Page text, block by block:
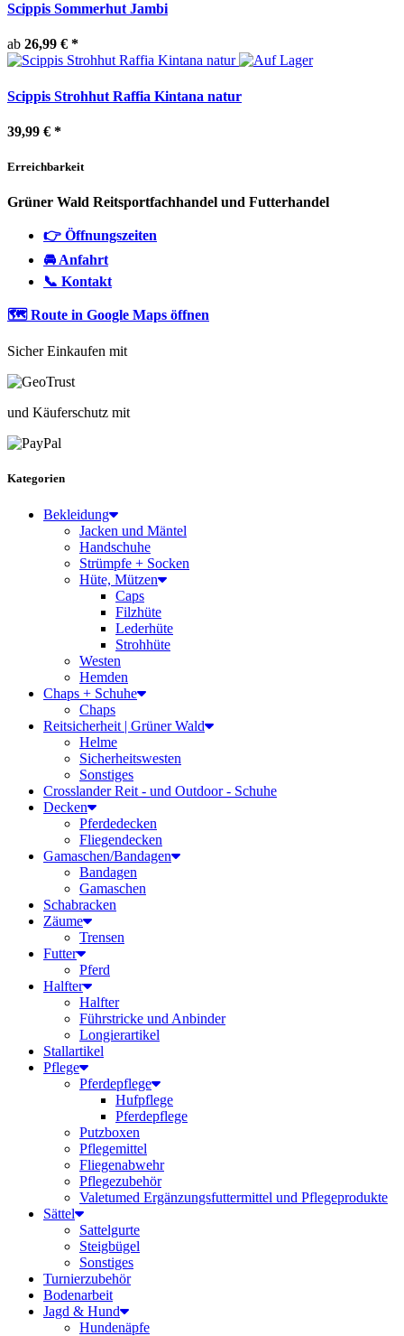
Scippis Sommerhut Jambi
ab 26,99 € *
Scippis Strohhut Raffia Kintana natur
39,99 € *
Erreichbarkeit
Grüner Wald Reitsportfachhandel und Futterhandel
👉 Öffnungszeiten
🚘 Anfahrt
📞 Kontakt
🗺️ Route in Google Maps öffnen
Sicher Einkaufen mit
und Käuferschutz mit
Kategorien
Bekleidung
Jacken und Mäntel
Handschuhe
Strümpfe + Socken
Hüte, Mützen
Caps
Filzhüte
Lederhüte
Strohhüte
Westen
Hemden
Chaps + Schuhe
Chaps
Reitsicherheit | Grüner Wald
Helme
Sicherheitswesten
Sonstiges
Crosslander Reit - und Outdoor - Schuhe
Decken
Pferdedecken
Fliegendecken
Gamaschen/Bandagen
Bandagen
Gamaschen
Schabracken
Zäume
Trensen
Futter
Pferd
Halfter
Halfter
Führstricke und Anbinder
Longierartikel
Stallartikel
Pflege
Pferdepflege
Hufpflege
Pferdepflege
Putzboxen
Pflegemittel
Fliegenabwehr
Pflegezubehör
Valetumed Ergänzungsfuttermittel und Pflegeprodukte
Sättel
Sattelgurte
Steigbügel
Sonstiges
Turnierzubehör
Bodenarbeit
Jagd & Hund
Hundenäpfe